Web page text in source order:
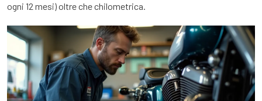
ogni 12 mesi) oltre che chilometrica.